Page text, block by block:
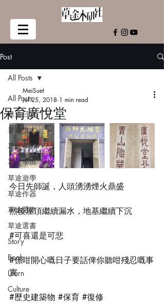
Post
All Posts
草途日常
草途惜木
草途學師
草途學班
草途遊學
草途作器
草途選物
草途選書
Story
Book
Learn
Culture
All Posts
保育廣悅堂
MeiSuet
Jul 25, 2018 1 min read
今日先師誕，人頭湧湧煙火鼎盛
然後屋頂繼續漏水，地基繼續下沉
#可喜還是可悲
#係咁開心嘅日子要話俾你聽咁殘忍嘅事
實
#歷史建築物 #保育 #復修